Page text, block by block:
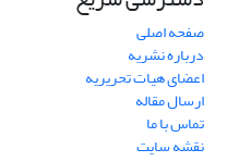
صفحه اصلی
درباره نشریه
اعضای هیات تحریریه
ارسال مقاله
تماس با ما
نقشه سایت